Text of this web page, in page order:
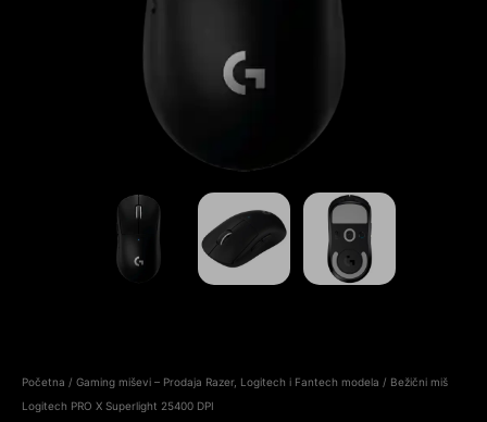
Početna / Gaming miševi – Prodaja Razer, Logitech i Fantech modela / Bežični miš
Logitech PRO X Superlight 25400 DPI